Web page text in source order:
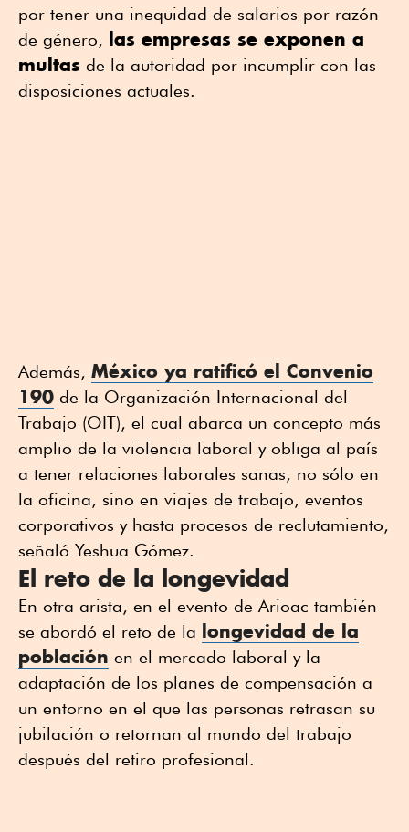
por tener una inequidad de salarios por razón
de género, las empresas se exponen a
multas de la autoridad por incumplir con las
disposiciones actuales.
Además, México ya ratificó el Convenio
190 de la Organización Internacional del
Trabajo (OIT), el cual abarca un concepto más
amplio de la violencia laboral y obliga al país
a tener relaciones laborales sanas, no sólo en
la oficina, sino en viajes de trabajo, eventos
corporativos y hasta procesos de reclutamiento,
señaló Yeshua Gómez.
El reto de la longevidad
En otra arista, en el evento de Arioac también
se abordó el reto de la longevidad de la
población en el mercado laboral y la
adaptación de los planes de compensación a
un entorno en el que las personas retrasan su
jubilación o retornan al mundo del trabajo
después del retiro profesional.